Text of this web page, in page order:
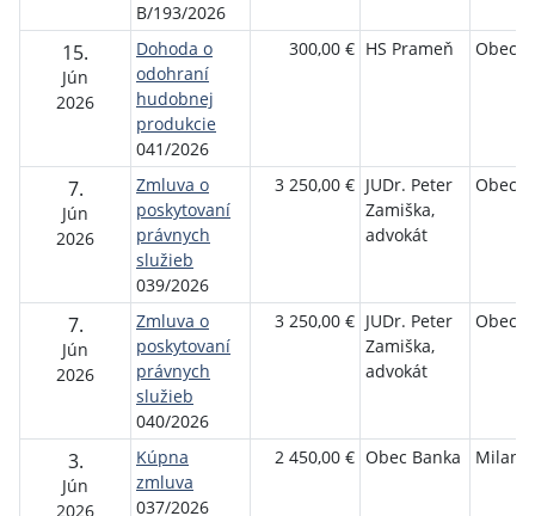
B/193/2026
15.
Jún
2026
Dohoda o
odohraní
hudobnej
produkcie
041/2026
300,00 € HS Prameň Obec
7.
Jún
2026
Zmluva o
poskytovaní
právnych
služieb
039/2026
3 250,00 € JUDr. Peter
Zamiška,
advokát
Obec
7.
Jún
2026
Zmluva o
poskytovaní
právnych
služieb
040/2026
3 250,00 € JUDr. Peter
Zamiška,
advokát
Obec
3.
Jún
2026
Kúpna
zmluva
037/2026
2 450,00 € Obec Banka Milan